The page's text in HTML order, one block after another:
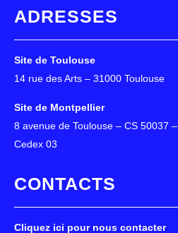
ADRESSES
Site de Toulouse
14 rue des Arts – 31000 Toulouse
Site de Montpellier
8 avenue de Toulouse – CS 50037
Cedex 03
CONTACTS
Cliquez ici pour nous contacter